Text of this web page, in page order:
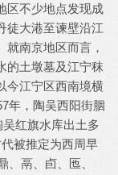
区不少地点发现成
徒大港至谏壁沿江
南京地区而言，
的土墩墓及江宁秣
今江宁区西南境横
年，陶吴西阳街胭
红旗水库出土多
被推定为西周早
、鬲、卣、匜、